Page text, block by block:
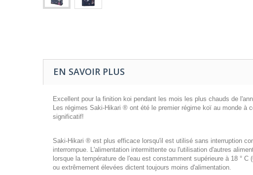
EN SAVOIR PLUS
Excellent pour la finition koi pendant les mois les plus chauds de
Les régimes Saki-Hikari ® ont été le premier régime koï au monde à
significatif!
Saki-Hikari ® est plus efficace lorsqu'il est utilisé sans interruption
interrompue. L'alimentation intermittente ou l'utilisation d'autres
lorsque la température de l'eau est constamment supérieure à 18 °
ou extrêmement élevées dictent toujours moins d'alimentation.